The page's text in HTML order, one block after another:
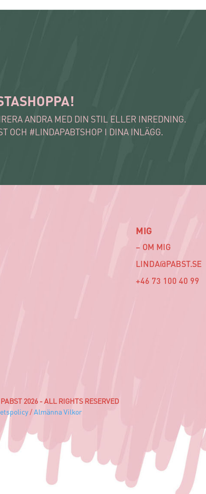
ANDRA MED DIN STIL ELLER INREDNING.
OCH #LINDAPABTSHOP I DINA INLÄGG.
MIG
– OM MIG
LINDA@PABST.SE
+46 73 100 40 99‬
2026 - ALL RIGHTS RESERVED
/Almänna Vilkor